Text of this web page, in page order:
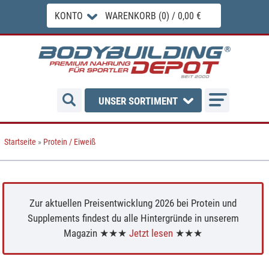
KONTO WARENKORB (0) / 0,00 €
UNSER SORTIMENT
Startseite » Protein / Eiweiß
Zur aktuellen Preisentwicklung 2026 bei Protein und
Supplements findest du alle Hintergründe in unserem
Magazin ★★★Jetzt lesen ★★★